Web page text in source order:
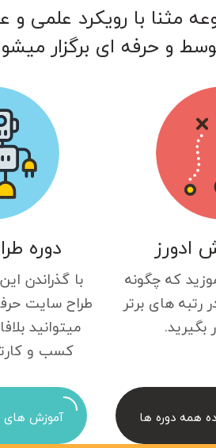
مثنا با رویکرد علمی
و حرفه ای برگزار
ادورز
که چگونه
رتبه های برتر
دوره
با گذراندن
طراح سایت
میتوانید
کسب و
همه دوره ها آموزش های